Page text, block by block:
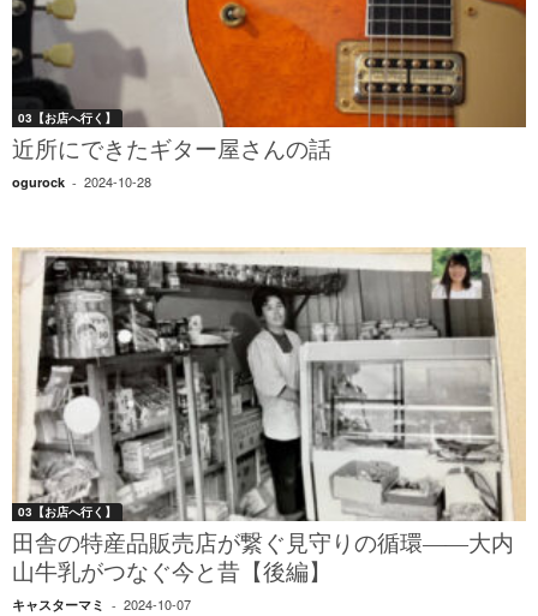
03【お店へ行く】
近所にできたギター屋さんの話
ogurock - 2024-10-28
03【お店へ行く】
田舎の特産品販売店が繋ぐ見守りの循環――大内
山牛乳がつなぐ今と昔【後編】
キャスターマミ - 2024-10-07